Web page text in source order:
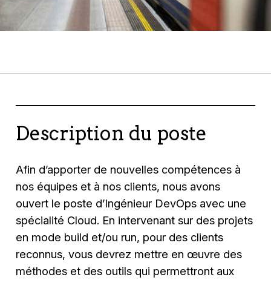
Description du poste
Afin d’apporter de nouvelles compétences à
nos équipes et à nos clients, nous avons
ouvert le poste d’Ingénieur DevOps avec une
spécialité Cloud. En intervenant sur des projets
en mode build et/ou run, pour des clients
reconnus, vous devrez mettre en œuvre des
méthodes et des outils qui permettront aux